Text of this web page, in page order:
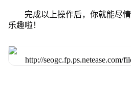
完成以上操作后，你就能尽
乐趣啦！